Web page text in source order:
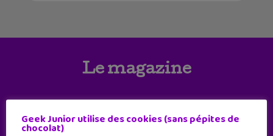
Le magazine
Geek Junior utilise des cookies (sans pépites de
chocolat)